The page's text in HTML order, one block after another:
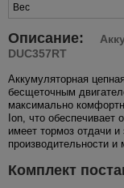
Вес
Описание:
DUC357RT
Аккумуляторная
бесщеточным
максимально
Ion, что обеспечивает
имеет тормоз отдачи
производительности и
Комплект